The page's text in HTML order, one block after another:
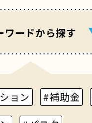
ワードから探す
ョン #補助金